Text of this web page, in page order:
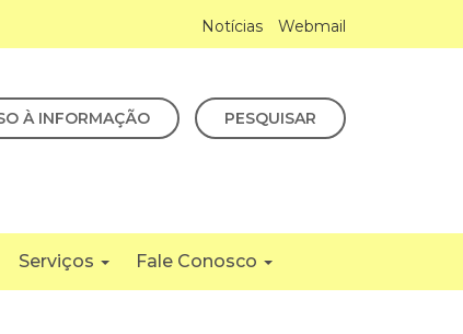
Notícias Webmail
À INFORMAÇÃO PESQUISAR
Serviços Fale Conosco